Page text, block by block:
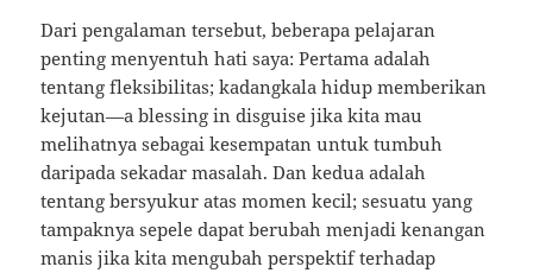
Dari pengalaman tersebut, beberapa pelajaran
penting menyentuh hati saya: Pertama adalah
tentang fleksibilitas; kadangkala hidup memberikan
kejutan—a blessing in disguise jika kita mau
melihatnya sebagai kesempatan untuk tumbuh
daripada sekadar masalah. Dan kedua adalah
tentang bersyukur atas momen kecil; sesuatu yang
tampaknya sepele dapat berubah menjadi kenangan
manis jika kita mengubah perspektif terhadap